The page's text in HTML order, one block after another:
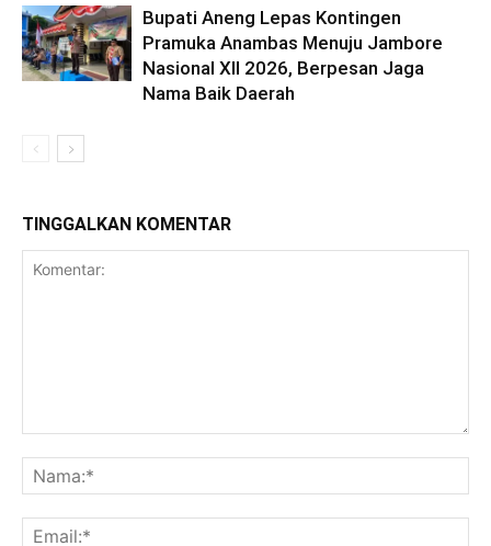
Bupati Aneng Lepas Kontingen
Pramuka Anambas Menuju Jambore
Nasional XII 2026, Berpesan Jaga
Nama Baik Daerah
TINGGALKAN KOMENTAR